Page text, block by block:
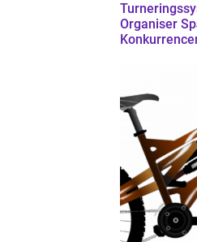
Organiser